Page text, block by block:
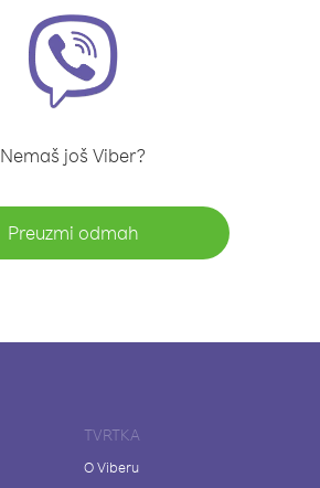
Nemaš još Viber?
Preuzmi odmah
TVRTKA
O Viberu